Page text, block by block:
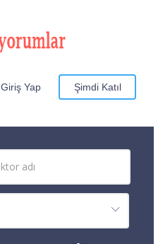
Giriş Yap Şimdi Katıl